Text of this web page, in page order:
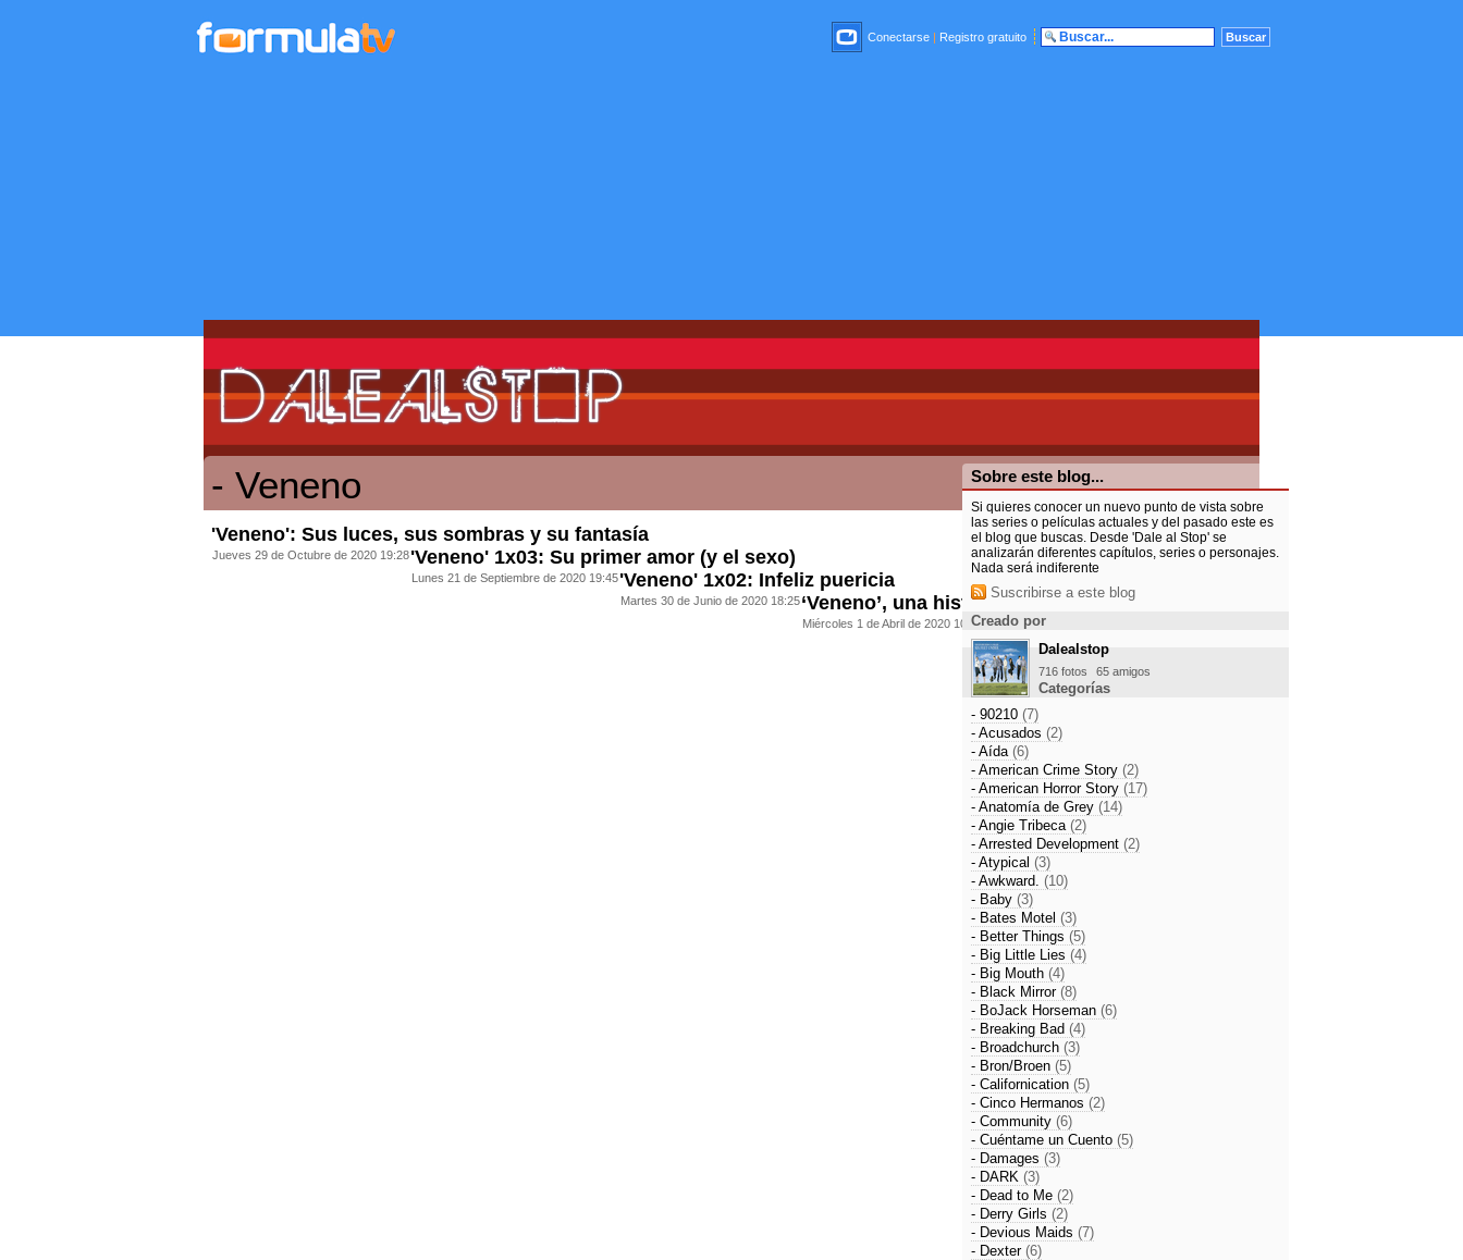
Conectarse | Registro gratuito
- Veneno
'Veneno': Sus luces, sus sombras y su fantasía
Jueves 29 de Octubre de 2020 19:28'Veneno' 1x03: Su primer amor (y el sexo)
Lunes 21 de Septiembre de 2020 19:45'Veneno' 1x02: Infeliz puericia
Martes 30 de Junio de 2020 18:25‘Veneno’, una historia con arte, ¡digo!
Miércoles 1 de Abril de 2020 10:39
Sobre este blog...
Si quieres conocer un nuevo punto de vista sobre
las series o películas actuales y del pasado este es
el blog que buscas. Desde 'Dale al Stop' se
analizarán diferentes capítulos, series o personajes.
Nada será indiferente
Suscribirse a este blog
Creado por
Dalealstop
716 fotos 65 amigos
Categorías
- 90210 (7)
- Acusados (2)
- Aída (6)
- American Crime Story (2)
- American Horror Story (17)
- Anatomía de Grey (14)
- Angie Tribeca (2)
- Arrested Development (2)
- Atypical (3)
- Awkward. (10)
- Baby (3)
- Bates Motel (3)
- Better Things (5)
- Big Little Lies (4)
- Big Mouth (4)
- Black Mirror (8)
- BoJack Horseman (6)
- Breaking Bad (4)
- Broadchurch (3)
- Bron/Broen (5)
- Californication (5)
- Cinco Hermanos (2)
- Community (6)
- Cuéntame un Cuento (5)
- Damages (3)
- DARK (3)
- Dead to Me (2)
- Derry Girls (2)
- Devious Maids (7)
- Dexter (6)